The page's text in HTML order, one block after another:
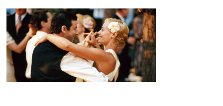
た
い
映
画
は
こ